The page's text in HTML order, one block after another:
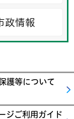
政情報
護等について
ジご利用ガイド